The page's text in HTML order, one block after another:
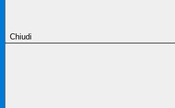
Chiudi